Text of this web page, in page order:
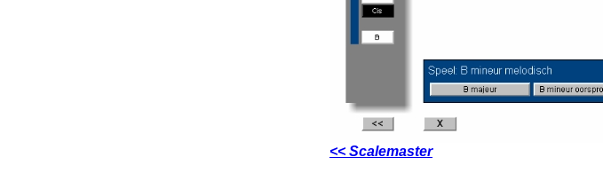
<< Scalemaster